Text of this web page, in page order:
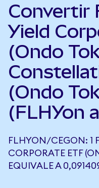
Convertir
Yield
(Ondo
(Ondo
(FLHYon
FLHYON/CEGON: 1
CORPORATE ETF
EQUIVALE A